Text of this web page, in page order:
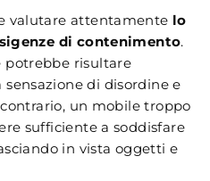
valutare attentamente lo
di contenimento.
potrebbe risultare
di disordine e
un mobile troppo
sufficiente a soddisfare
in vista oggetti e